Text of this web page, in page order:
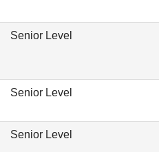
Senior Level
Senior Level
Senior Level